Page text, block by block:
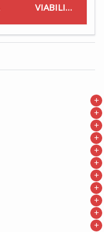
VIABILIDAD